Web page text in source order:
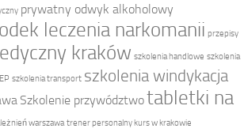
prywatny odwyk alkoholowy
leczenia narkomanii przepisy
kraków szkolenia handlowe szkolenia
szkolenia transport szkolenia windykacja
Szkolenie przywództwotabletki na
warszawa trener personalny kurs w krakowie